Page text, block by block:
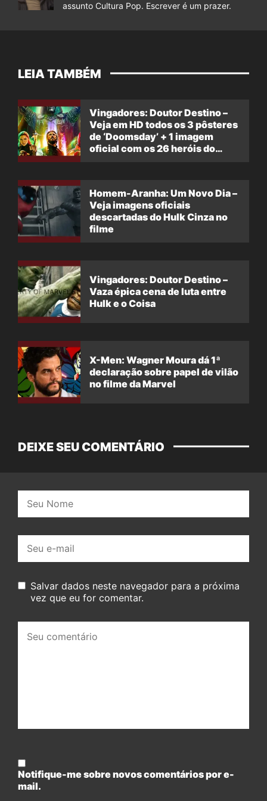
assunto Cultura Pop. Escrever é um prazer.
LEIA TAMBÉM
Vingadores: Doutor Destino –
Veja em HD todos os 3 pôsteres
de ‘Doomsday’ + 1 imagem
oficial com os 26 heróis do
Homem-Aranha: Um Novo Dia –
Veja imagens oficiais
descartadas do Hulk Cinza no
filme
Vingadores: Doutor Destino –
Vaza épica cena de luta entre
Hulk e o Coisa
X-Men: Wagner Moura dá 1ª
declaração sobre papel de vilão
no filme da Marvel
DEIXE SEU COMENTÁRIO
mail:
Salvar dados neste navegador para a próxima
vez que eu for comentar.
comentário:
Notifique-me sobre novos comentários por e-
mail.